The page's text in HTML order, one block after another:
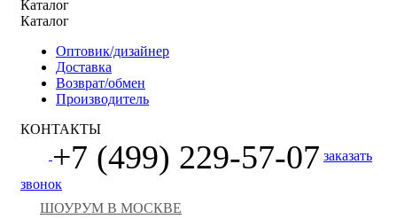
Каталог
Каталог
Оптовик/дизайнер
Доставка
Возврат/обмен
Производитель
КОНТАКТЫ
+7 (499) 229-57-07 заказать
звонок
ШОУРУМ В МОСКВЕ